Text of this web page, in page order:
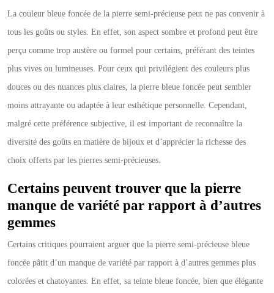
La couleur bleue foncée de la pierre semi-précieuse peut ne pas convenir à
tous les goûts ou styles. En effet, son aspect sombre et profond peut être
perçu comme trop austère ou formel pour certains, préférant des teintes
plus vives ou lumineuses. Pour ceux qui privilégient des couleurs plus
douces ou des nuances plus claires, la pierre bleue foncée peut sembler
moins attrayante ou adaptée à leur esthétique personnelle. Cependant,
malgré cette préférence subjective, il est important de reconnaître la
diversité des goûts en matière de bijoux et d’apprécier la richesse des
choix offerts par les pierres semi-précieuses.
Certains peuvent trouver que la pierre
manque de variété par rapport à d’autres
gemmes
Certains critiques pourraient arguer que la pierre semi-précieuse bleue
foncée pâtit d’un manque de variété par rapport à d’autres gemmes plus
colorées et chatoyantes. En effet, sa teinte bleue foncée, bien que élégante